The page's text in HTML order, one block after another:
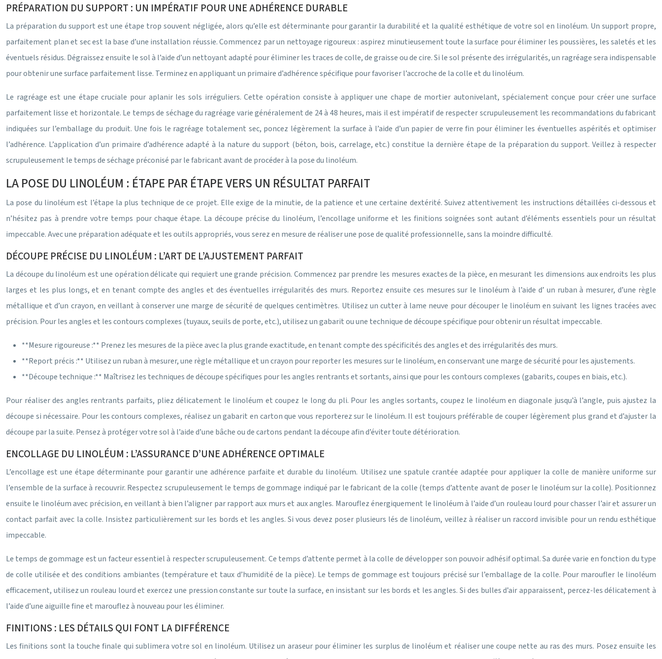
PRÉPARATION DU SUPPORT : UN IMPÉRATIF POUR UNE ADHÉRENCE DURABLE
La préparation du support est une étape trop souvent négligée, alors qu’elle est déterminante pour garantir la durabilité et la qualité esthétique de votre sol en linoléum. Un support propre,
parfaitement plan et sec est la base d’une installation réussie. Commencez par un nettoyage rigoureux : aspirez minutieusement toute la surface pour éliminer les poussières, les saletés et les
éventuels résidus. Dégraissez ensuite le sol à l’aide d’un nettoyant adapté pour éliminer les traces de colle, de graisse ou de cire. Si le sol présente des irrégularités, un ragréage sera indispensable
pour obtenir une surface parfaitement lisse. Terminez en appliquant un primaire d’adhérence spécifique pour favoriser l’accroche de la colle et du linoléum.
Le ragréage est une étape cruciale pour aplanir les sols irréguliers. Cette opération consiste à appliquer une chape de mortier autonivelant, spécialement conçue pour créer une surface
parfaitement lisse et horizontale. Le temps de séchage du ragréage varie généralement de 24 à 48 heures, mais il est impératif de respecter scrupuleusement les recommandations du fabricant
indiquées sur l’emballage du produit. Une fois le ragréage totalement sec, poncez légèrement la surface à l’aide d’un papier de verre fin pour éliminer les éventuelles aspérités et optimiser
l’adhérence. L’application d’un primaire d’adhérence adapté à la nature du support (béton, bois, carrelage, etc.) constitue la dernière étape de la préparation du support. Veillez à respecter
scrupuleusement le temps de séchage préconisé par le fabricant avant de procéder à la pose du linoléum.
LA POSE DU LINOLÉUM : ÉTAPE PAR ÉTAPE VERS UN RÉSULTAT PARFAIT
La pose du linoléum est l’étape la plus technique de ce projet. Elle exige de la minutie, de la patience et une certaine dextérité. Suivez attentivement les instructions détaillées ci-dessous et
n’hésitez pas à prendre votre temps pour chaque étape. La découpe précise du linoléum, l’encollage uniforme et les finitions soignées sont autant d’éléments essentiels pour un résultat
impeccable. Avec une préparation adéquate et les outils appropriés, vous serez en mesure de réaliser une pose de qualité professionnelle, sans la moindre difficulté.
DÉCOUPE PRÉCISE DU LINOLÉUM : L’ART DE L’AJUSTEMENT PARFAIT
La découpe du linoléum est une opération délicate qui requiert une grande précision. Commencez par prendre les mesures exactes de la pièce, en mesurant les dimensions aux endroits les plus
larges et les plus longs, et en tenant compte des angles et des éventuelles irrégularités des murs. Reportez ensuite ces mesures sur le linoléum à l’aide d’ un ruban à mesurer, d’une règle
métallique et d’un crayon, en veillant à conserver une marge de sécurité de quelques centimètres. Utilisez un cutter à lame neuve pour découper le linoléum en suivant les lignes tracées avec
précision. Pour les angles et les contours complexes (tuyaux, seuils de porte, etc.), utilisez un gabarit ou une technique de découpe spécifique pour obtenir un résultat impeccable.
**Mesure rigoureuse :** Prenez les mesures de la pièce avec la plus grande exactitude, en tenant compte des spécificités des angles et des irrégularités des murs.
**Report précis :** Utilisez un ruban à mesurer, une règle métallique et un crayon pour reporter les mesures sur le linoléum, en conservant une marge de sécurité pour les ajustements.
**Découpe technique :** Maîtrisez les techniques de découpe spécifiques pour les angles rentrants et sortants, ainsi que pour les contours complexes (gabarits, coupes en biais, etc.).
Pour réaliser des angles rentrants parfaits, pliez délicatement le linoléum et coupez le long du pli. Pour les angles sortants, coupez le linoléum en diagonale jusqu’à l’angle, puis ajustez la
découpe si nécessaire. Pour les contours complexes, réalisez un gabarit en carton que vous reporterez sur le linoléum. Il est toujours préférable de couper légèrement plus grand et d’ajuster la
découpe par la suite. Pensez à protéger votre sol à l’aide d’une bâche ou de cartons pendant la découpe afin d’éviter toute détérioration.
ENCOLLAGE DU LINOLÉUM : L’ASSURANCE D’UNE ADHÉRENCE OPTIMALE
L’encollage est une étape déterminante pour garantir une adhérence parfaite et durable du linoléum. Utilisez une spatule crantée adaptée pour appliquer la colle de manière uniforme sur
l’ensemble de la surface à recouvrir. Respectez scrupuleusement le temps de gommage indiqué par le fabricant de la colle (temps d’attente avant de poser le linoléum sur la colle). Positionnez
ensuite le linoléum avec précision, en veillant à bien l’aligner par rapport aux murs et aux angles. Marouflez énergiquement le linoléum à l’aide d’un rouleau lourd pour chasser l’air et assurer un
contact parfait avec la colle. Insistez particulièrement sur les bords et les angles. Si vous devez poser plusieurs lés de linoléum, veillez à réaliser un raccord invisible pour un rendu esthétique
impeccable.
Le temps de gommage est un facteur essentiel à respecter scrupuleusement. Ce temps d’attente permet à la colle de développer son pouvoir adhésif optimal. Sa durée varie en fonction du type
de colle utilisée et des conditions ambiantes (température et taux d’humidité de la pièce). Le temps de gommage est toujours précisé sur l’emballage de la colle. Pour maroufler le linoléum
efficacement, utilisez un rouleau lourd et exercez une pression constante sur toute la surface, en insistant sur les bords et les angles. Si des bulles d’air apparaissent, percez-les délicatement à
l’aide d’une aiguille fine et marouflez à nouveau pour les éliminer.
FINITIONS : LES DÉTAILS QUI FONT LA DIFFÉRENCE
Les finitions sont la touche finale qui sublimera votre sol en linoléum. Utilisez un araseur pour éliminer les surplus de linoléum et réaliser une coupe nette au ras des murs. Posez ensuite les